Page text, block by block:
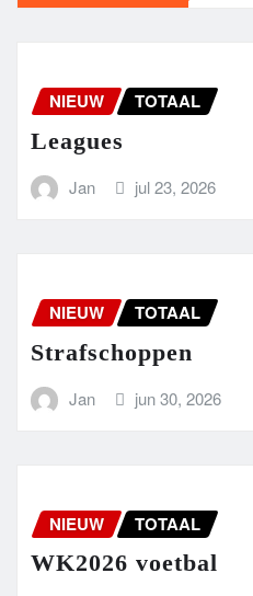
NIEUW TOTAAL
Leagues
Jan jul 23, 2026
NIEUW TOTAAL
Strafschoppen
Jan jun 30, 2026
NIEUW TOTAAL
WK2026 voetbal